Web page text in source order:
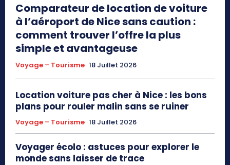
Comparateur de location de voiture
à l’aéroport de Nice sans caution :
comment trouver l’offre la plus
simple et avantageuse
Voyage – Tourisme 18 Juillet 2026
Location voiture pas cher à Nice : les bons
plans pour rouler malin sans se ruiner
Voyage – Tourisme 18 Juillet 2026
Voyager écolo : astuces pour explorer le
monde sans laisser de trace